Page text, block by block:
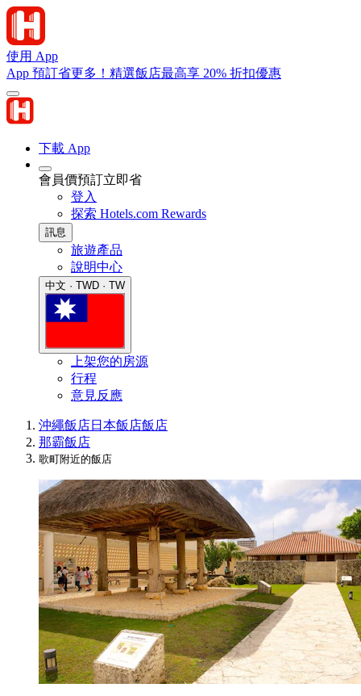
使用 App
App 預訂省更多！精選飯店最高享 20% 折扣優惠
下載 App
會員價預訂立即省
登入
探索 Hotels.com Rewards
訊息
旅遊產品
說明中心
中文 · TWD · TW
上架您的房源
行程
意見反應
沖繩飯店日本飯店飯店
那霸飯店
歌町附近的飯店